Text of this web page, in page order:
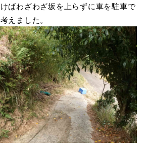
ばわざわざ坂を上らずに車を駐車で
えました。